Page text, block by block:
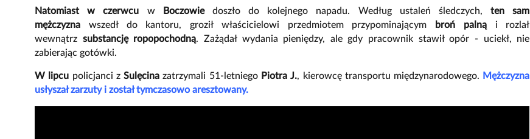
Natomiast w czerwcu w Boczowiedoszło do kolejnego napadu. Według ustaleń śledczych,ten sam
mężczyzna wszedł do kantoru, groził właścicielowi przedmiotem przypominającym broń palnąi rozlał
wewnątrz substancję ropopochodną. Zażądał wydania pieniędzy, ale gdy pracownik stawił opór - uciekł, nie
zabierając gotówki.
W lipcu policjanci zSulęcina zatrzymali 51-letniego Piotra J., kierowcę transportu międzynarodowego. Mężczyzna
usłyszał zarzuty i został tymczasowo aresztowany.